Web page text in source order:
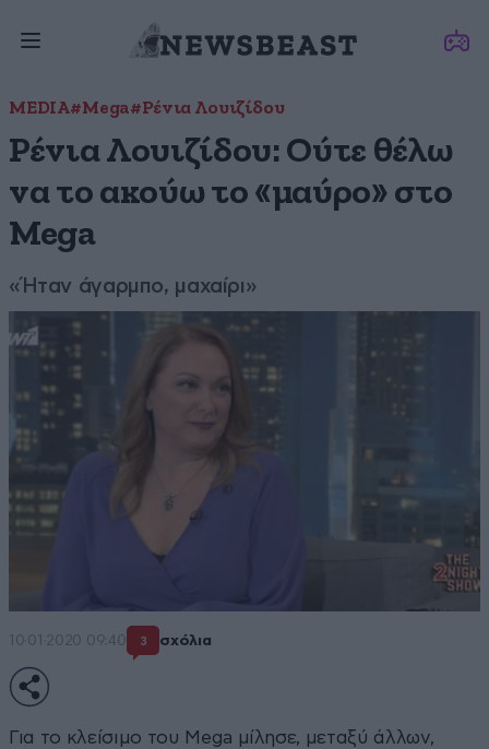
MEDIA#Mega#Ρένια Λουιζίδου
Ρένια Λουιζίδου: Ούτε θέλω
να το ακούω το «μαύρο» στο
Mega
«Ήταν άγαρμπο, μαχαίρι»
10·01·2020 09:40 3 σχόλια
Για το κλείσιμο του Mega μίλησε, μεταξύ άλλων,